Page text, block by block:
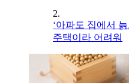
2.
‘아파도 집에서
주택이라 어려워